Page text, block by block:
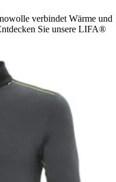
verbindet Wärme und
Sie unsere LIFA®